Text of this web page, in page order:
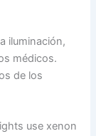
iluminación,
médicos.
de los
use xenon